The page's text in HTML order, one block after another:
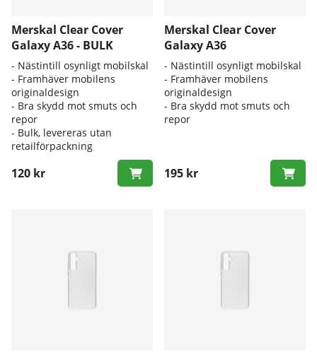
Merskal Clear Cover
Galaxy A36 - BULK
- Nästintill osynligt mobilskal
- Framhäver mobilens
originaldesign
- Bra skydd mot smuts och
repor
- Bulk, levereras utan
retailförpackning
120 kr
Merskal Clear Cover
Galaxy A36
- Nästintill osynligt mobilskal
- Framhäver mobilens
originaldesign
- Bra skydd mot smuts och
repor
195 kr